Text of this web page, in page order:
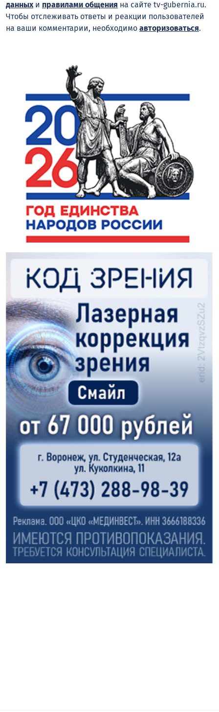
данныхи правилами общения на сайте tv-gubernia.ru.
Чтобы отслеживать ответы и реакции пользователей
на ваши комментарии, необходимо авторизоваться.